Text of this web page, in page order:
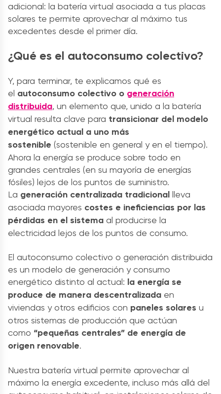
adicional: la batería virtual asociada a tus placas
solares te permite aprovechar al máximo tus
excedentes desde el primer día.
¿Qué es el autoconsumo colectivo?
Y, para terminar, te explicamos qué es
el autoconsumo colectivo o generación
distribuida, un elemento que, unido a la batería
virtual resulta clave para transicionar del modelo
energético actual a uno más
sostenible (sostenible en general y en el tiempo).
Ahora la energía se produce sobre todo en
grandes centrales (en su mayoría de energías
fósiles) lejos de los puntos de suministro.
La generación centralizada tradicional lleva
asociada mayores costes e ineficiencias por las
pérdidas en el sistema al producirse la
electricidad lejos de los puntos de consumo.
El autoconsumo colectivo o generación distribuida
es un modelo de generación y consumo
energético distinto al actual: la energía se
produce de manera descentralizada en
viviendas y otros edificios con paneles solares u
otros sistemas de producción que actúan
como “pequeñas centrales” de energía de
origen renovable.
Nuestra batería virtual permite aprovechar al
máximo la energía excedente, incluso más allá del